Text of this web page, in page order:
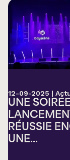
12-09-2025 |
UNE
RÉUSSIE
UNE...